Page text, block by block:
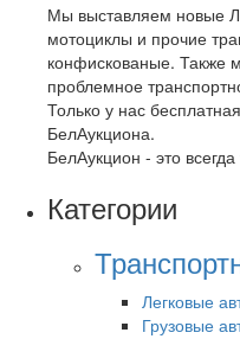
Мы выставляем новые
мотоциклы и прочие
конфискованые. Также
проблемное
Только у нас
БелАукциона.
БелАукцион - это
Категории
Легковые
Грузовые